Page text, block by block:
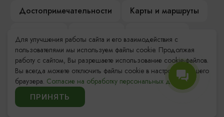
Достопримечательности
Карты и маршруты
Компас Балтийской кухни
Настоящий Калининградец
Музеи
Для улучшения работы сайта и его взаимодействия с
пользователями мы используем файлы cookie. Продолжая
работу с сайтом, Вы разрешаете использование cookie-файлов.
Вы всегда можете отключить файлы cookie в настройках Вашего
браузера. Согласие на обработку персональных данных.
ПРИНЯТЬ